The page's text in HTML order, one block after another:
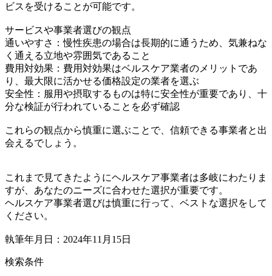
ビスを受けることが可能です。
サービスや事業者選びの観点
通いやすさ：慢性疾患の場合は長期的に通うため、気兼ねな
く通える立地や雰囲気であること
費用対効果：費用対効果はベルスケア業者のメリットであ
り、最大限に活かせる価格設定の業者を選ぶ
安全性：服用や摂取するものは特に安全性が重要であり、十
分な検証が行われていることを必ず確認
これらの観点から慎重に選ぶことで、信頼できる事業者と出
会えるでしょう。
これまで見てきたようにヘルスケア事業者は多岐にわたりま
すが、あなたのニーズに合わせた選択が重要です。
ヘルスケア事業者選びは慎重に行って、ベストな選択をして
ください。
執筆年月日：2024年11月15日
検索条件